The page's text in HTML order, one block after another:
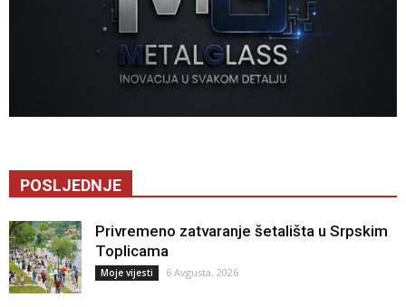
POSLJEDNJE
Privremeno zatvaranje šetališta u Srpskim
Toplicama
Moje vijesti 6 Avgusta, 2026